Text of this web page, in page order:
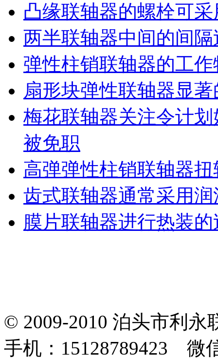
凸缘联轴器的螺栓可
两半联轴器中间的间隔
弹性柱销联轴器的工
扇形块弹性联轴器显
梅花联轴器关注令计
被免职
高弹弹性柱销联轴器
齿式联轴器通常采用
膜片联轴器进行热装
© 2009-2010 泊头市利
手机：15128789423 微